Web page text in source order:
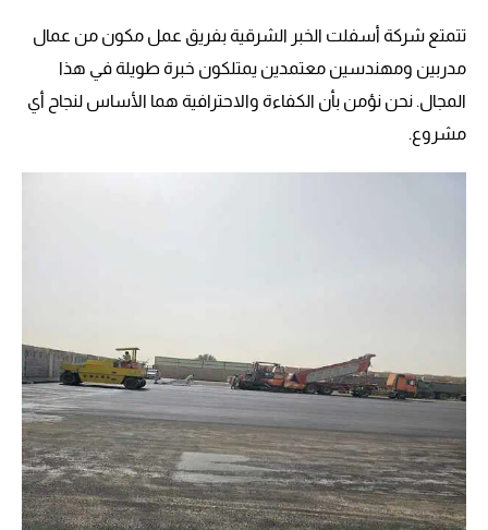
تتمتع شركة أسفلت الخبر الشرقية بفريق عمل مكون من عمال
مدربين ومهندسين معتمدين يمتلكون خبرة طويلة في هذا
المجال. نحن نؤمن بأن الكفاءة والاحترافية هما الأساس لنجاح أي
مشروع.